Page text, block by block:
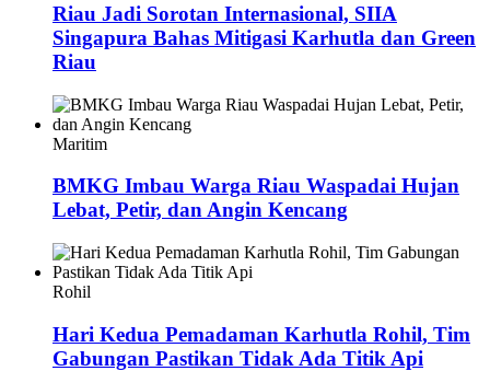
Riau Jadi Sorotan Internasional, SIIA
Singapura Bahas Mitigasi Karhutla dan Green
Riau
Maritim
BMKG Imbau Warga Riau Waspadai Hujan
Lebat, Petir, dan Angin Kencang
Rohil
Hari Kedua Pemadaman Karhutla Rohil, Tim
Gabungan Pastikan Tidak Ada Titik Api